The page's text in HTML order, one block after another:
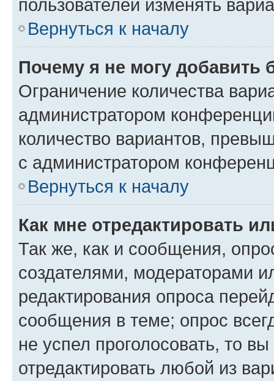
пользователей изменять
Вернуться к началу
Почему я не могу добавить
Ограничение количества
администратором
количество вариантов,
с администратором
Вернуться к началу
Как мне отредактировать
Так же, как и сообщения,
создателями, модераторами
редактирования опроса
сообщения в теме; опрос
не успел проголосовать, то
отредактировать любой из